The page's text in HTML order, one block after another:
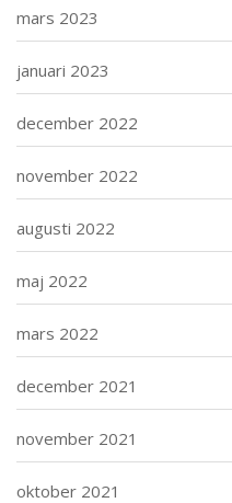
mars 2023
januari 2023
december 2022
november 2022
augusti 2022
maj 2022
mars 2022
december 2021
november 2021
oktober 2021